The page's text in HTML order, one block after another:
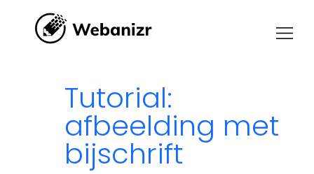
Tutorial:
afbeelding met
bijschrift